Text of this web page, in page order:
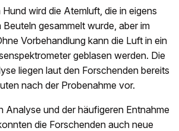
wird die Atemluft, die in eigens
gesammelt wurde, aber im
Vorbehandlung kann die Luft in ein
geblasen werden. Die
liegen laut den Forschenden bereits
nach der Probenahme vor.
Analyse und der häufigeren Entnahme
die Forschenden auch neue